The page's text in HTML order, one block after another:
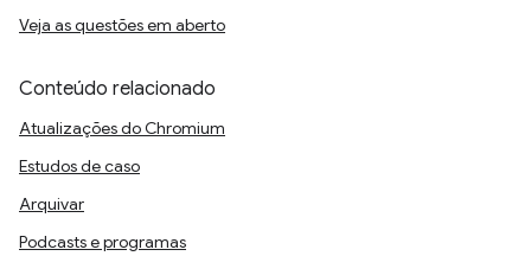
Veja as questões em aberto
Conteúdo relacionado
Atualizações do Chromium
Estudos de caso
Arquivar
Podcasts e programas